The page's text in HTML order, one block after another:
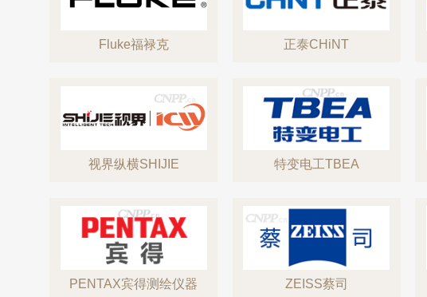
Fluke福禄克 正泰CHiNT
视界纵横SHIJIE 特变电工TBEA
PENTAX宾得测绘仪器 ZEISS蔡司